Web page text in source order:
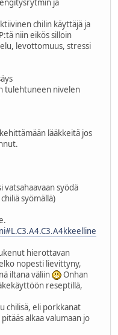
ja
chilin käyttäjä ja
niin eikös silloin
levottomuus, stressi
tulehtuneen nivelen
lääkkeitä jos
vatsahaavaan syödä
syömällä)
hierottavan
nopesti lievittyny,
iltana väliin
Onhan
reseptillä,
chilisä, eli porkkanat
alkaa valumaan jo